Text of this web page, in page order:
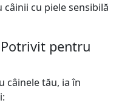
cu piele sensibilă
pentru
câinele tău, ia în